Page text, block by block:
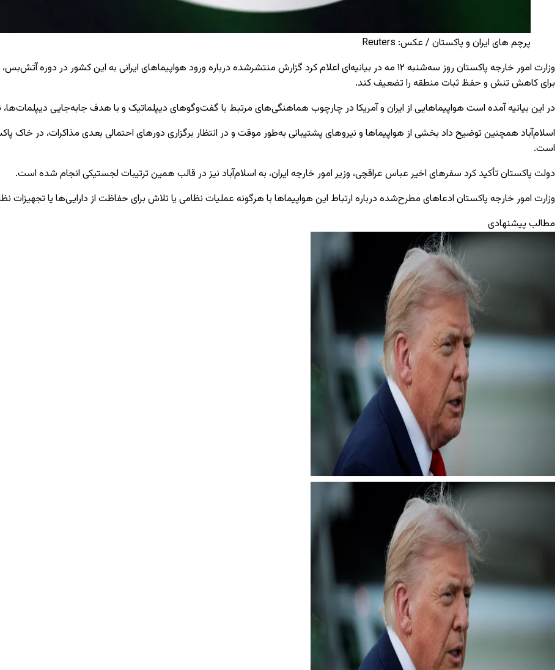
پرچم های ایران و پاکستان / عکس: Reuters
وزارت امور خارجه پاکستان روز سه‌شنبه ۱۲ مه در بیانیه‌ای اعلام کرد گزارش منتشرشده درباره ورود هواپیماهای ایرانی به این
برای کاهش تنش و حفظ ثبات منطقه را تضعیف کند.
در این بیانیه آمده است هواپیماهایی از ایران و آمریکا در چارچوب هماهنگی‌های مرتبط با گفت‌وگوهای دیپلماتیک و با هدف جابه‌جایی دیپلمات‌ها،
اسلام‌آباد همچنین توضیح داد بخشی از هواپیماها و نیروهای پشتیبانی به‌طور موقت و در انتظار برگزاری دورهای احتمالی بعدی مذاکرات، در خاک
است.
دولت پاکستان تأکید کرد سفرهای اخیر عباس عراقچی، وزیر امور خارجه ایران، به اسلام‌آباد نیز در قالب همین ترتیبات لجستیکی انجام شده است.
وزارت امور خارجه پاکستان ادعاهای مطرح‌شده درباره ارتباط این هواپیماها با هرگونه عملیات نظامی یا تلاش برای حفاظت از دارایی‌ها یا تجهیزات
مطالب پیشنهادی